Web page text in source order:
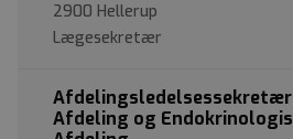
2900 Hellerup
Lægesekretær
Afdeling og